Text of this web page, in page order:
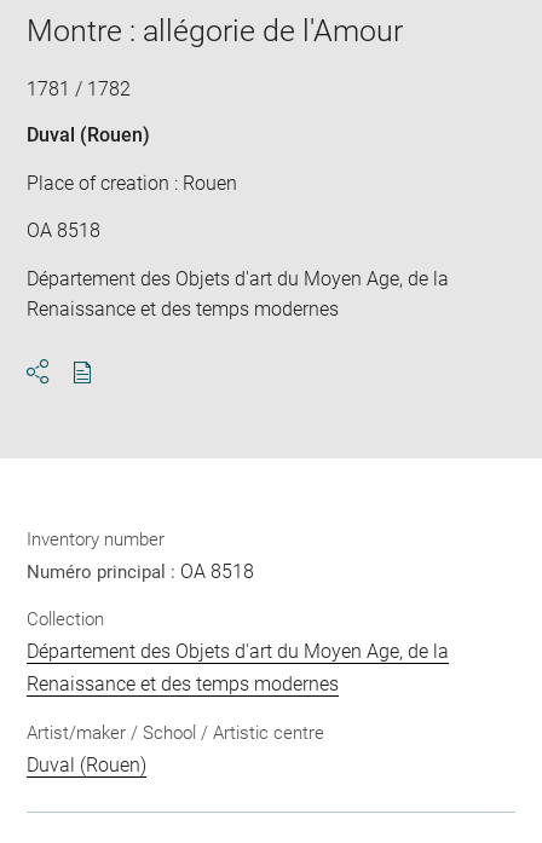
window
Montre : allégorie de l'Amour
1781 / 1782
Duval (Rouen)
Place of creation : Rouen
OA 8518
Département des Objets d'art du Moyen Age, de la
Renaissance et des temps modernes
Inventory number
Numéro principal : OA 8518
Collection
Département des Objets d'art du Moyen Age, de la
Renaissance et des temps modernes
Artist/maker / School / Artistic centre
Duval (Rouen)